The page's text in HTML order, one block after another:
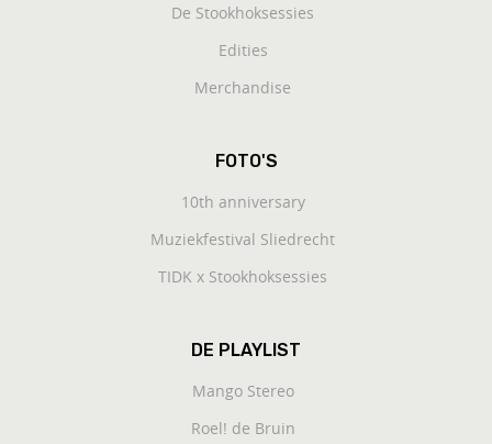
De Stookhoksessies
Edities
Merchandise
FOTO'S
10th anniversary
Muziekfestival Sliedrecht
TIDK x Stookhoksessies
DE PLAYLIST
Mango Stereo
Roel! de Bruin